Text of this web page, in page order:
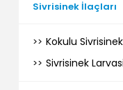
Sivrisinek İlaçları
Kokulu
Sivrisinek